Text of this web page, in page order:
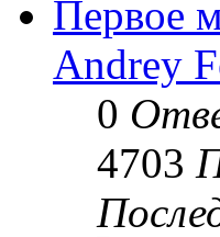
Первое
Andrey
0
4703